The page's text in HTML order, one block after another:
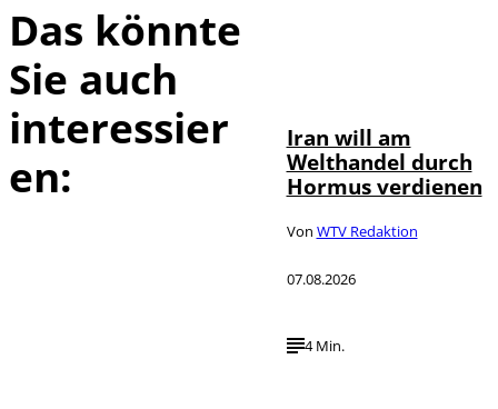
Das könnte
Sie auch
interessier
en:
Iran will am
Welthandel durch
Hormus verdienen
Von WTV Redaktion
07.08.2026
4 Min.